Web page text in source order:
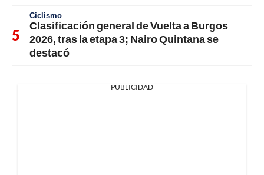
Ciclismo
Clasificación general de Vuelta a Burgos
2026, tras la etapa 3; Nairo Quintana se
destacó
PUBLICIDAD